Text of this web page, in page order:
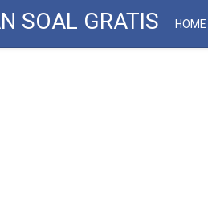
SOAL GRATIS HOME